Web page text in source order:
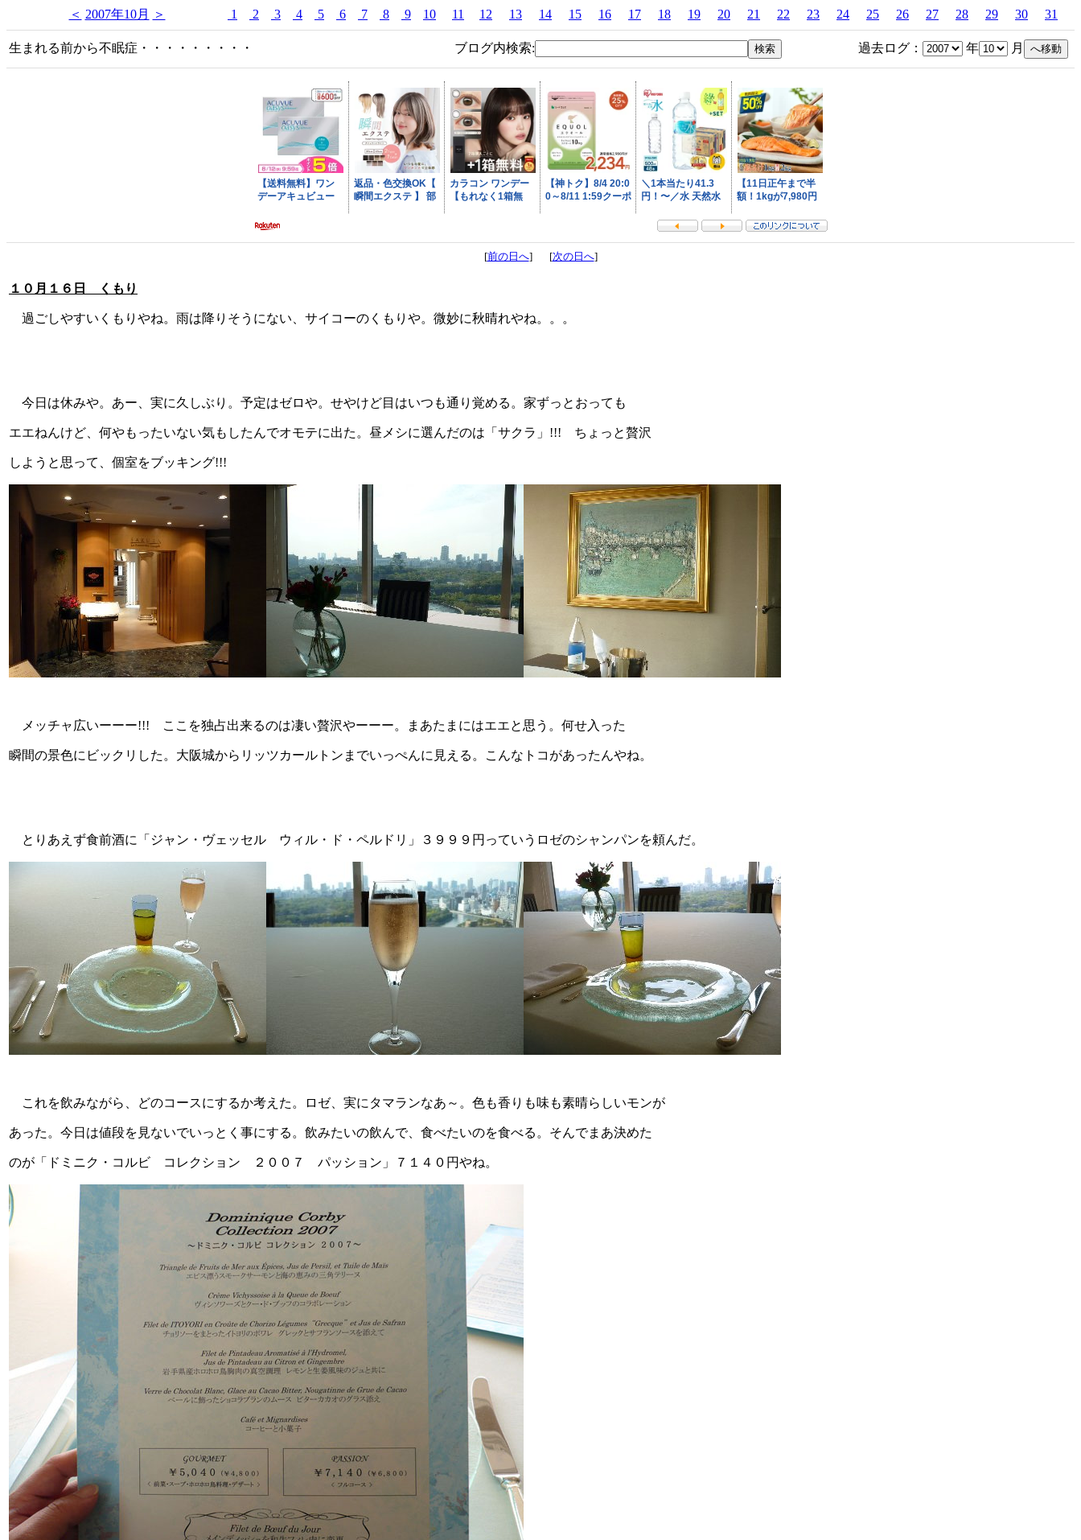
＜ 2007年10月 ＞ 1 2 3 4 5 6 7 8 9 10 11 12 13 14 15 16 17 18 19 20 21 22 23 24 25 26 27 28 29 30 31
生まれる前から不眠症・・・・・・・・・ ブログ内検索: 過去ログ： 年 月
[前の日へ] [次の日へ]
１０月１６日 くもり
過ごしやすいくもりやね。雨は降りそうにない、サイコーのくもりや。微妙に秋晴れやね。。。
今日は休みや。あー、実に久しぶり。予定はゼロや。せやけど目はいつも通り覚める。家ずっとおっても
エエねんけど、何やもったいない気もしたんでオモテに出た。昼メシに選んだのは「サクラ」!!! ちょっと贅沢
しようと思って、個室をブッキング!!!
メッチャ広いーーー!!! ここを独占出来るのは凄い贅沢やーーー。まあたまにはエエと思う。何せ入った
瞬間の景色にビックリした。大阪城からリッツカールトンまでいっぺんに見える。こんなトコがあったんやね。
とりあえず食前酒に「ジャン・ヴェッセル ウィル・ド・ペルドリ」３９９９円っていうロゼのシャンパンを頼んだ。
これを飲みながら、どのコースにするか考えた。ロゼ、実にタマランなあ～。色も香りも味も素晴らしいモンが
あった。今日は値段を見ないでいっとく事にする。飲みたいの飲んで、食べたいのを食べる。そんでまあ決めた
のが「ドミニク・コルビ コレクション ２００７ パッション」７１４０円やね。